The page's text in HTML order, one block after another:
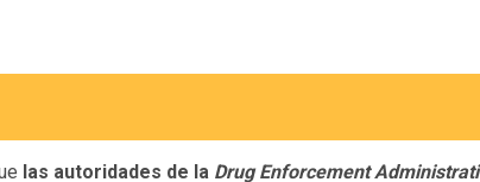
las autoridades de la Drug Enforcement